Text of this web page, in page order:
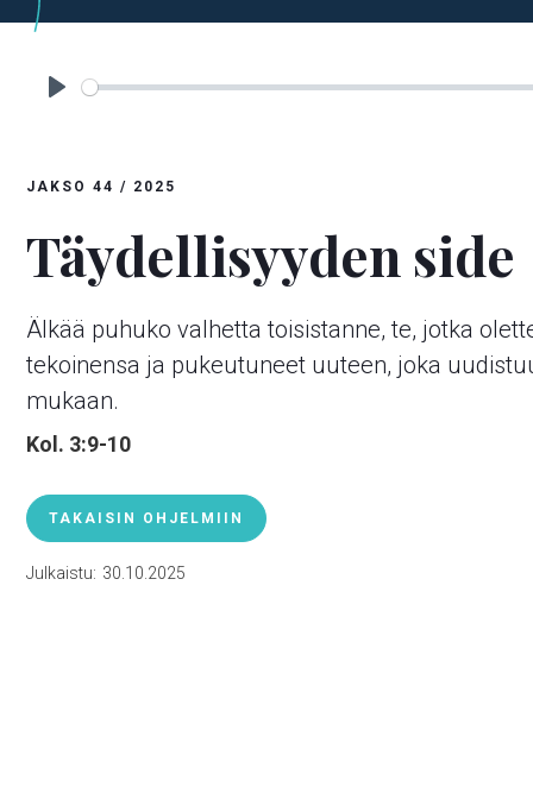
ETUSIVU
JAKSO 44 / 2025
Täydellisyyden side
Älkää puhuko valhetta toisistanne, te, jotka
tekoinensa ja pukeutuneet uuteen, joka
mukaan.
Kol. 3:9-10
TAKAISIN OHJELMIIN
Julkaistu: 30.10.2025